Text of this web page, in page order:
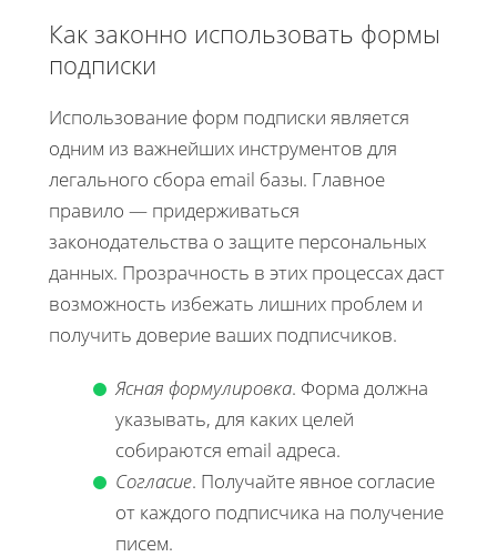
Как законно использовать формы
подписки
Использование форм подписки является
одним из важнейших инструментов для
легального сбора email базы. Главное
правило — придерживаться
законодательства о защите персональных
данных. Прозрачность в этих процессах даст
возможность избежать лишних проблем и
получить доверие ваших подписчиков.
Ясная формулировка. Форма должна
указывать, для каких целей
собираются email адреса.
Согласие. Получайте явное согласие
от каждого подписчика на получение
писем.